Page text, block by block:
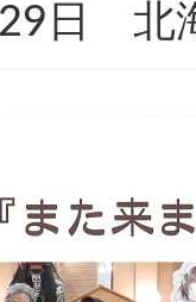
29日 北